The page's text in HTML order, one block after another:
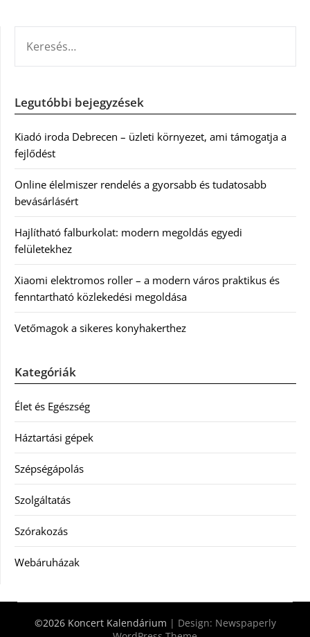
Legutóbbi bejegyzések
Kiadó iroda Debrecen – üzleti környezet, ami támogatja a
fejlődést
Online élelmiszer rendelés a gyorsabb és tudatosabb
bevásárlásért
Hajlítható falburkolat: modern megoldás egyedi
felületekhez
Xiaomi elektromos roller – a modern város praktikus és
fenntartható közlekedési megoldása
Vetőmagok a sikeres konyhakerthez
Kategóriák
Élet és Egészség
Háztartási gépek
Szépségápolás
Szolgáltatás
Szórakozás
Webáruházak
©2026 Koncert Kalendárium | Design: Newspaperly